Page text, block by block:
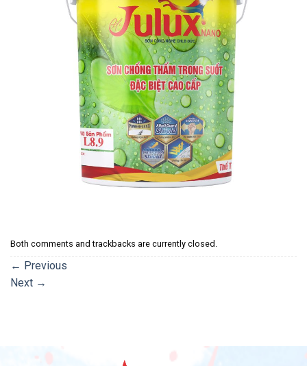
Both comments and trackbacks are currently closed.
← Previous
Next →